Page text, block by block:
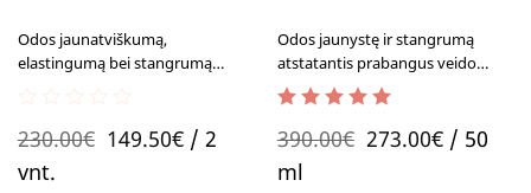
Odos jaunatviškumą,
elastingumą bei stangrumą
out
5
230.00€ Original
149.50€Current
/ 2
vnt.
Odos jaunystę ir stangrumą
atstatantis prabangus veido
kremas
390.00€ Original
273.00€Current
/ 50
ml